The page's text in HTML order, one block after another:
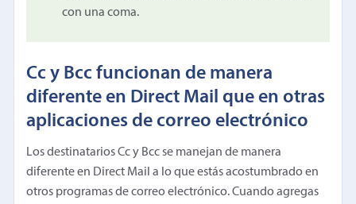
con una coma.
Cc y Bcc funcionan de manera
diferente en Direct Mail que en otras
aplicaciones de correo electrónico
Los destinatarios Cc y Bcc se manejan de manera
diferente en Direct Mail a lo que estás acostumbrado en
otros programas de correo electrónico. Cuando agregas